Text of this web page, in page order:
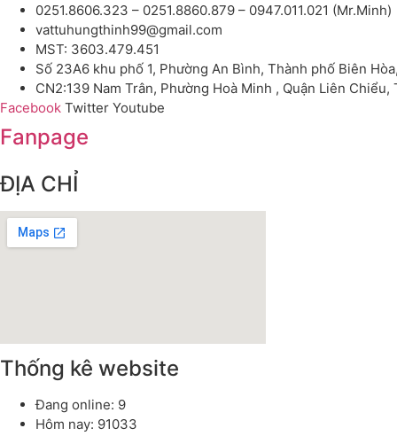
0251.8606.323 – 0251.8860.879 – 0947.011.021 (Mr.Minh)
vattuhungthinh99@gmail.com
MST: 3603.479.451
Số 23A6 khu phố 1, Phường An Bình, Thành phố Biên
CN2:139 Nam Trân, Phường Hoà Minh , Quận Liên Chiểu,
Facebook Twitter Youtube
Fanpage
ĐỊA CHỈ
Thống kê website
Đang online: 9
Hôm nay: 91033